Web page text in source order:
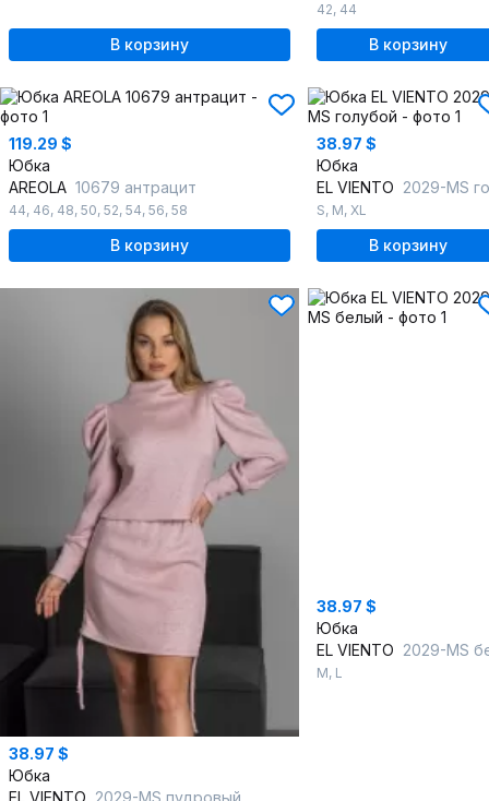
В корзину
42, 44
В корзину
119.29 $
Юбка
AREOLA 10679 антрацит
44, 46, 48, 50, 52, 54, 56, 58
В корзину
38.97 $
Юбка
EL VIENTO 2029-MS голубой
S, M, XL
В корзину
38.97 $
Юбка
38.97 $
Юбка
EL VIENTO 2029-MS
M, L